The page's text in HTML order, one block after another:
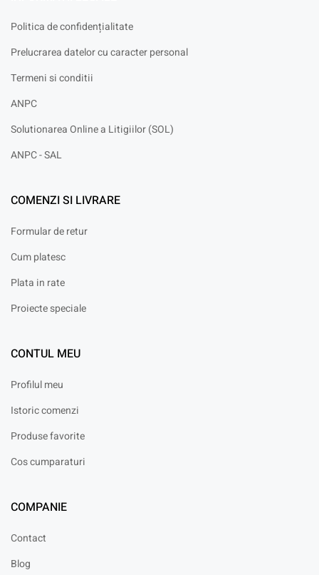
Politica de confidențialitate
Prelucrarea datelor cu caracter personal
Termeni si conditii
ANPC
Solutionarea Online a Litigiilor (SOL)
ANPC - SAL
COMENZI SI LIVRARE
Formular de retur
Cum platesc
Plata in rate
Proiecte speciale
CONTUL MEU
Profilul meu
Istoric comenzi
Produse favorite
Cos cumparaturi
COMPANIE
Contact
Blog